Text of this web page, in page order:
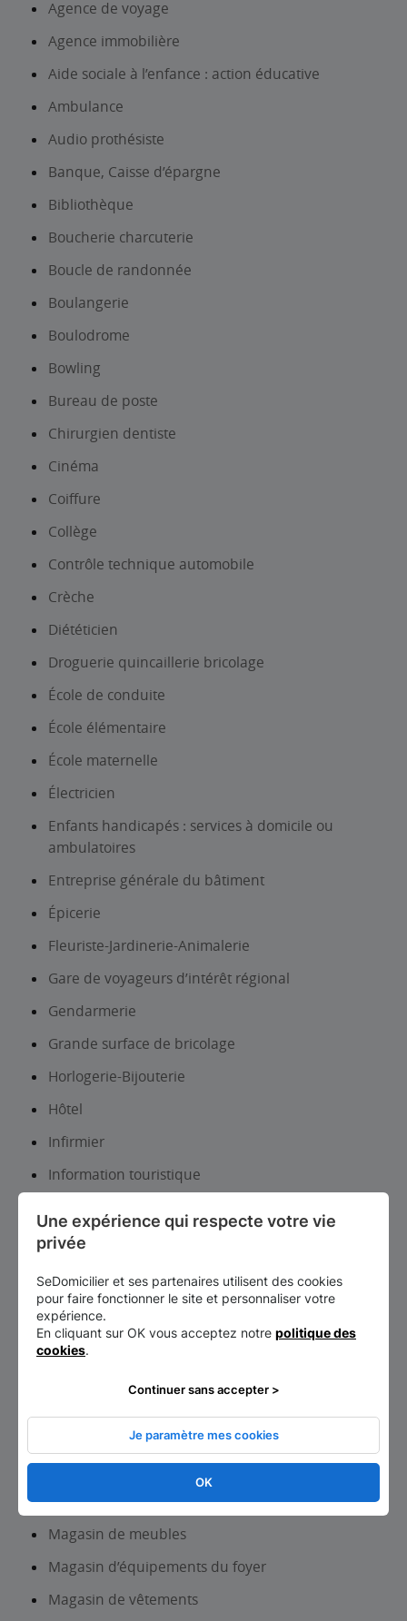
Agence de voyage
Agence immobilière
Aide sociale à l’enfance : action éducative
Ambulance
Audio prothésiste
Banque, Caisse d’épargne
Bibliothèque
Boucherie charcuterie
Boucle de randonnée
Boulangerie
Boulodrome
Bowling
Bureau de poste
Chirurgien dentiste
Cinéma
Coiffure
Collège
Contrôle technique automobile
Crèche
Diététicien
Droguerie quincaillerie bricolage
École de conduite
École élémentaire
École maternelle
Électricien
Enfants handicapés : services à domicile ou
ambulatoires
Entreprise générale du bâtiment
Épicerie
Fleuriste-Jardinerie-Animalerie
Gare de voyageurs d’intérêt régional
Gendarmerie
Grande surface de bricolage
Horlogerie-Bijouterie
Hôtel
Infirmier
Information touristique
Laboratoire d analyses et de biologie médicale
Librairie, papeterie, journaux
Location auto-utilitaires légers
Lycée d’enseignement professionnel
Magasin d’articles de sports et de loisirs
Magasin de chaussures
Magasin d’électroménager et de mat. Audio-video
Magasin de matériel médical et orthopédique
Magasin de meubles
Magasin d’équipements du foyer
Magasin de vêtements
Une expérience qui respecte votre vie
privée
SeDomicilier et ses partenaires utilisent des cookies
pour faire fonctionner le site et personnaliser votre
expérience.
En cliquant sur OK vous acceptez notre politique des
cookies.
OK
Je paramètre mes cookies
Continuer sans accepter >